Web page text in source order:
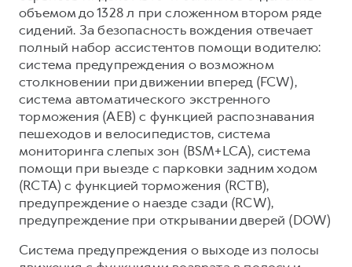
объемом до 1328 л при сложенном втором ряде
сидений. За безопасность вождения отвечает
полный набор ассистентов помощи водителю:
система предупреждения о возможном
столкновении при движении вперед (FCW),
система автоматического экстренного
торможения (AEB) с функцией распознавания
пешеходов и велосипедистов, система
мониторинга слепых зон (BSM+LCA), система
помощи при выезде с парковки задним ходом
(RCTA) с функцией торможения (RCTB),
предупреждение о наезде сзади (RCW),
предупреждение при открывании дверей (DOW)
Система предупреждения о выходе из полосы